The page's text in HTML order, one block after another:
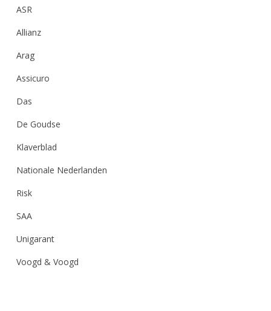
ASR
Allianz
Arag
Assicuro
Das
De Goudse
Klaverblad
Nationale Nederlanden
Risk
SAA
Unigarant
Voogd & Voogd